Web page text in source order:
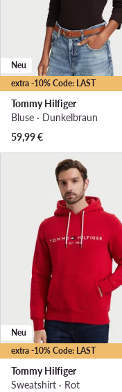
extra -10% Code: LAST
Neu
Tommy Hilfiger
Bluse · Dunkelbraun
59,99€
extra -10% Code: LAST
Neu
Tommy Hilfiger
Sweatshirt · Rot